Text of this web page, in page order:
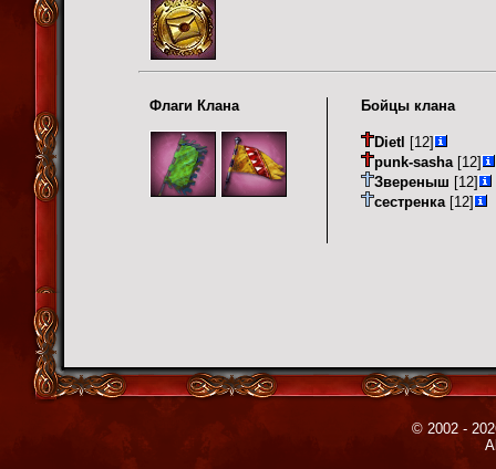
Флаги Клана Бойцы клана
Dietl [12]
punk-sasha [12]
Звереныш [12]
сестренка [12]
© 2002 -